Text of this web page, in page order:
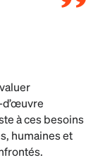
à ces besoins
humaines et